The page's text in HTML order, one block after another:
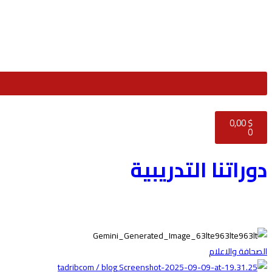
0,00$
0
دوراتنا التدريبية
الصحافة والاعلام
tadribcom / blog